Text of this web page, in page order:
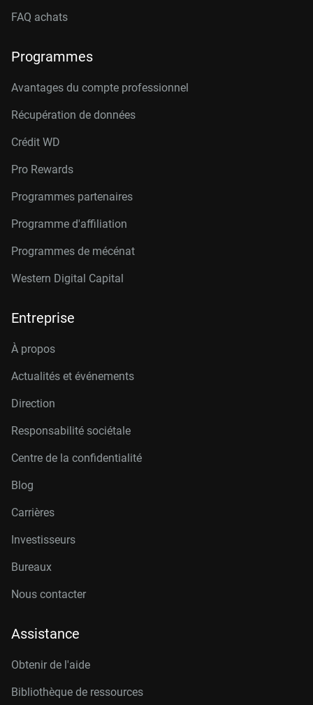
FAQ achats
Programmes
Avantages du compte professionnel
Récupération de données
Crédit WD
Pro Rewards
Programmes partenaires
Programme d'affiliation
Programmes de mécénat
Western Digital Capital
Entreprise
À propos
Actualités et événements
Direction
Responsabilité sociétale
Centre de la confidentialité
Blog
Carrières
Investisseurs
Bureaux
Nous contacter
Assistance
Obtenir de l'aide
Bibliothèque de ressources